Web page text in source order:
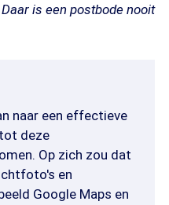
is een postbode nooit
naar een effectieve
deze
Op zich zou dat
en
Google Maps en